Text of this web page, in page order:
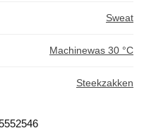
Sweat
Machinewas 30 °C
Steekzakken